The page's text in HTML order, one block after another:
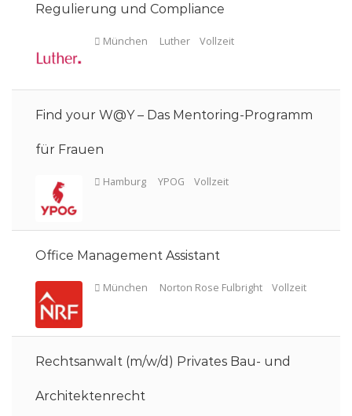
München Osborne Clarke Teilzeit
Frankfurt am Main Lawgentur Vollzeit
Regulierung und Compliance
Find your W@Y – Das Mentoring-Programm
für Frauen
Office Management Assistant
Rechtsanwalt (m/w/d) Privates Bau- und
Architektenrecht